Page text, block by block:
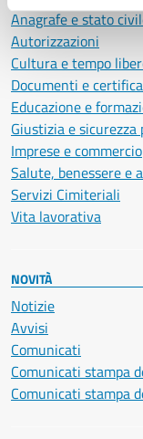
Anagrafe e stato
Autorizzazioni
Cultura e tempo
Documenti e
Educazione e
Giustizia e sicurezza
Imprese e commercio
Salute, benessere e
Servizi Cimiteriali
Vita lavorativa
NOVITÀ
Notizie
Avvisi
Comunicati
Comunicati stampa
Comunicati stampa